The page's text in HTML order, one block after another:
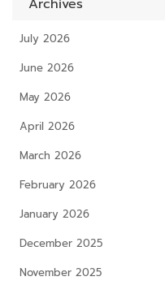
July 2026
June 2026
May 2026
April 2026
March 2026
February 2026
January 2026
December 2025
November 2025